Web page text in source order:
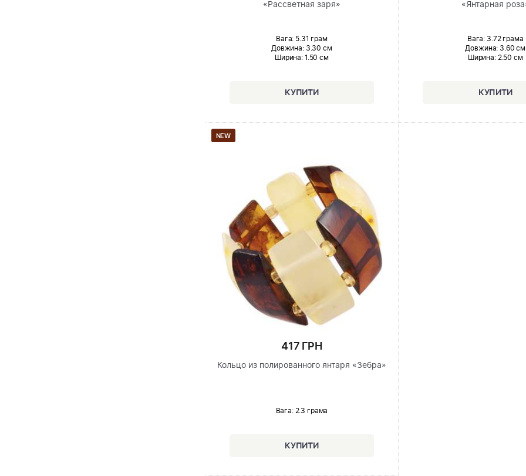
«Рассветная заря»
Вага: 5.31 грам
Довжина:3.30 см
Ширина: 1.50 см
«Янтарная
Вага: 3.72 грама
Довжина: 3.60 см
Ширина: 2.50 см
NEW
417 ГРН
Кольцо из полированного янтаря «Зебра»
Вага: 2.3 грама